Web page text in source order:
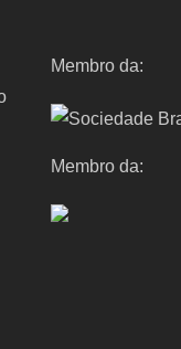
Membro da:
Membro da: